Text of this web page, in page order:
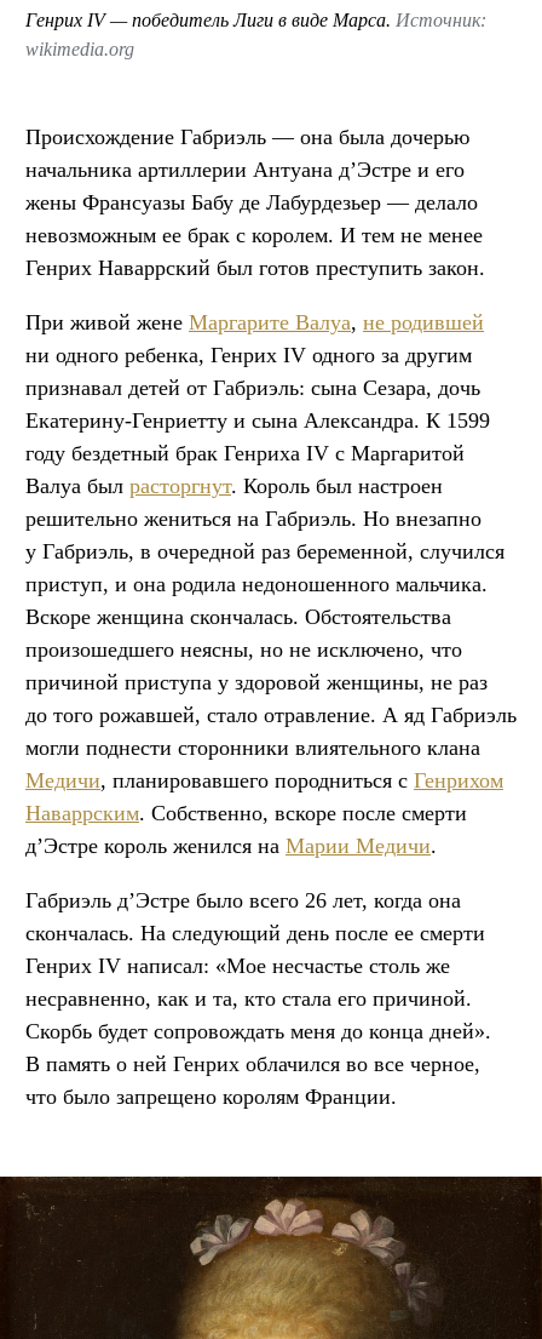
Генрих IV — победитель Лиги в виде Марса. Источник:
wikimedia.org
Происхождение Габриэль — она была дочерью
начальника артиллерии Антуана д’Эстре и его
жены Франсуазы Бабу де Лабурдезьер — делало
невозможным ее брак с королем. И тем не менее
Генрих Наваррский был готов преступить закон.
При живой жене Маргарите Валуа, не родившей
ни одного ребенка, Генрих IV одного за другим
признавал детей от Габриэль: сына Сезара, дочь
Екатерину-Генриетту и сына Александра. К 1599
году бездетный брак Генриха IV с Маргаритой
Валуа был расторгнут. Король был настроен
решительно жениться на Габриэль. Но внезапно
у Габриэль, в очередной раз беременной, случился
приступ, и она родила недоношенного мальчика.
Вскоре женщина скончалась. Обстоятельства
произошедшего неясны, но не исключено, что
причиной приступа у здоровой женщины, не раз
до того рожавшей, стало отравление. А яд Габриэль
могли поднести сторонники влиятельного клана
Медичи, планировавшего породниться с Генрихом
Наваррским. Собственно, вскоре после смерти
д’Эстре король женился на Марии Медичи.
Габриэль д’Эстре было всего 26 лет, когда она
скончалась. На следующий день после ее смерти
Генрих IV написал: «Мое несчастье столь же
несравненно, как и та, кто стала его причиной.
Скорбь будет сопровождать меня до конца дней».
В память о ней Генрих облачился во все черное,
что было запрещено королям Франции.